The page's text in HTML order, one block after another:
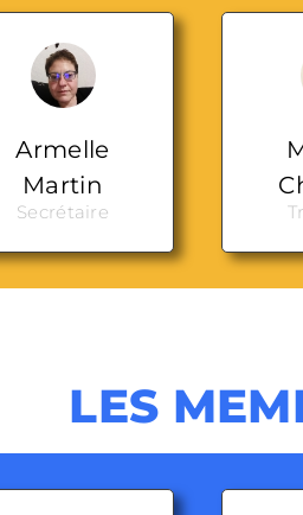
Armelle
Martin
Secrétaire
LES